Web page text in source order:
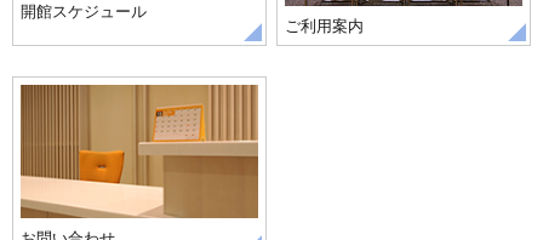
開館スケジュール
ご利用案内